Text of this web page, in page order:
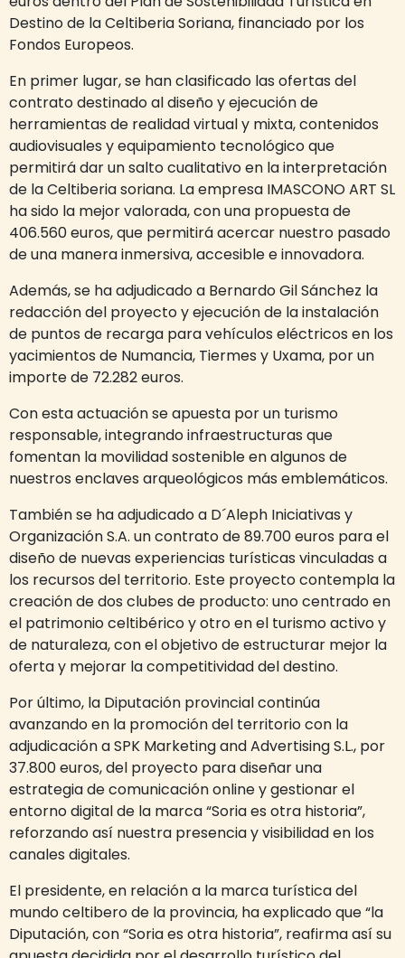
Destino de la Celtiberia Soriana, financiado por los
Fondos Europeos.
En primer lugar, se han clasificado las ofertas del
contrato destinado al diseño y ejecución de
herramientas de realidad virtual y mixta, contenidos
audiovisuales y equipamiento tecnológico que
permitirá dar un salto cualitativo en la interpretación
de la Celtiberia soriana. La empresa IMASCONO ART SL
ha sido la mejor valorada, con una propuesta de
406.560 euros, que permitirá acercar nuestro pasado
de una manera inmersiva, accesible e innovadora.
Además, se ha adjudicado a Bernardo Gil Sánchez la
redacción del proyecto y ejecución de la instalación
de puntos de recarga para vehículos eléctricos en los
yacimientos de Numancia, Tiermes y Uxama, por un
importe de 72.282 euros.
Con esta actuación se apuesta por un turismo
responsable, integrando infraestructuras que
fomentan la movilidad sostenible en algunos de
nuestros enclaves arqueológicos más emblemáticos.
También se ha adjudicado a D´Aleph Iniciativas y
Organización S.A. un contrato de 89.700 euros para el
diseño de nuevas experiencias turísticas vinculadas a
los recursos del territorio. Este proyecto contempla la
creación de dos clubes de producto: uno centrado en
el patrimonio celtibérico y otro en el turismo activo y
de naturaleza, con el objetivo de estructurar mejor la
oferta y mejorar la competitividad del destino.
Por último, la Diputación provincial continúa
avanzando en la promoción del territorio con la
adjudicación a SPK Marketing and Advertising S.L., por
37.800 euros, del proyecto para diseñar una
estrategia de comunicación online y gestionar el
entorno digital de la marca “Soria es otra historia”,
reforzando así nuestra presencia y visibilidad en los
canales digitales.
El presidente, en relación a la marca turística del
mundo celtibero de la provincia, ha explicado que “la
Diputación, con “Soria es otra historia”, reafirma así su